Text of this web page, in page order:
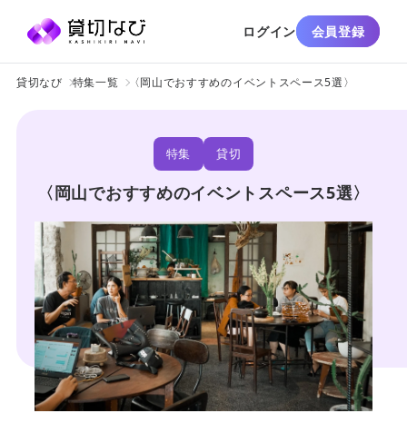
ログイン 会員登録
貸切なび 特集一覧 〈岡山でおすすめのイベントスペース5選〉
特集 貸切
〈岡山でおすすめのイベントスペース5選〉